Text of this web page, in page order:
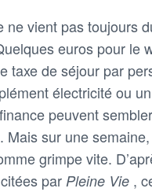
ne vient pas toujours
euros pour le
taxe de séjour par
électricité ou
peuvent
Mais sur une
grimpe vite.
par Pleine Vie ,